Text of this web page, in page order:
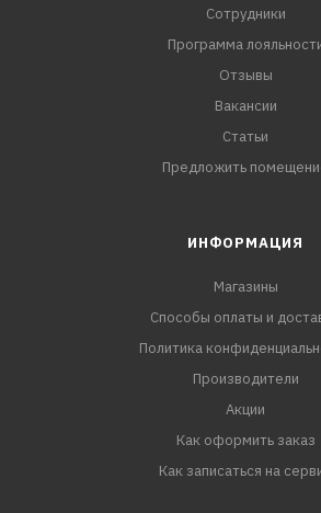
Сотрудники
Программа
Отзывы
Вакансии
Статьи
Предложить
ИНФОРМАЦИЯ
Магазины
Способы оплаты и
Политика
Производители
Акции
Как оформить заказ
Как записаться на